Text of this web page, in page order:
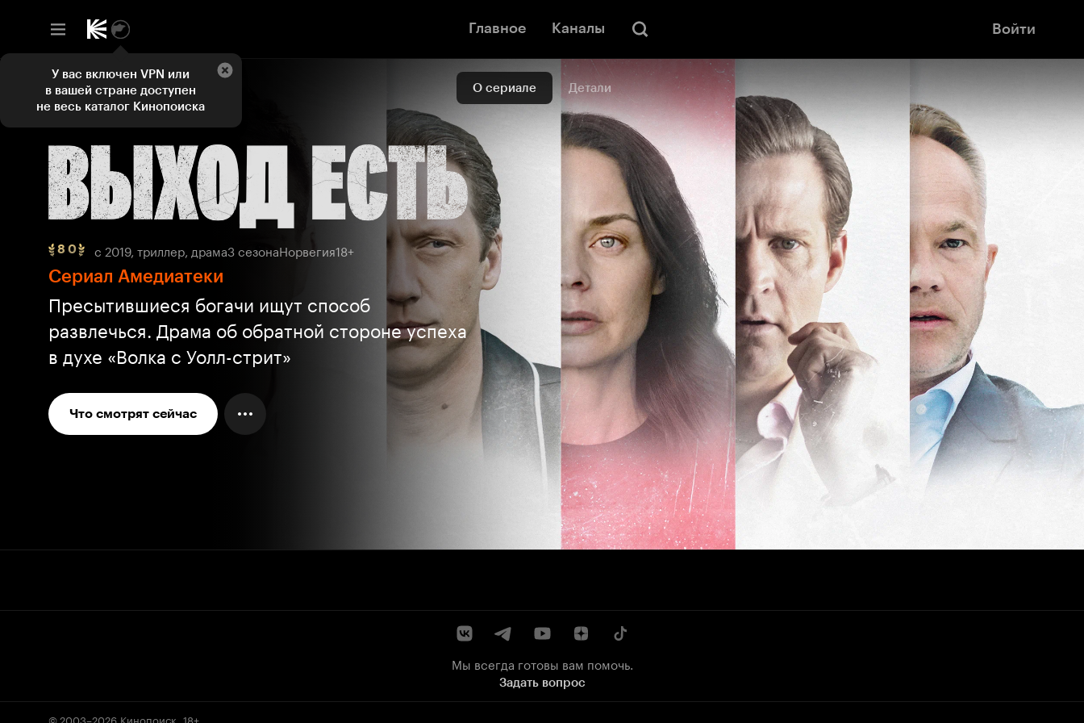
Главное Каналы Войти
О сериале Детали
8 0
Рейтинг
8
0,
ТОП
250
с 2019, триллер, драма3 сезонаНорвегия18+
Сериал Амедиатеки
Пресытившиеся богачи ищут способ
развлечься. Драма об обратной стороне успеха
в духе «Волка с Уолл-стрит»
Что смотрят сейчас
Мы всегда готовы вам помочь.
Задать вопрос
© 2003–2026 Кинопоиск 18+
У вас включен VPN или
в вашей стране доступен
не весь каталог Кинопоиска